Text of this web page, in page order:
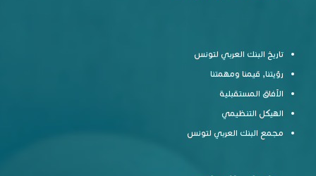
تاريخ البنك العربي لتونس
رؤيتنا, قيمنا ومهمتنا
الآفاق المستقبلية
الهيكل التنظيمي
مجمع البنك العربي لتونس